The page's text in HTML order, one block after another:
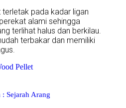
pada kadar ligan
alami sehingga
terlihat halus dan berkilau.
terbakar dan memiliki
: Sejarah Arang